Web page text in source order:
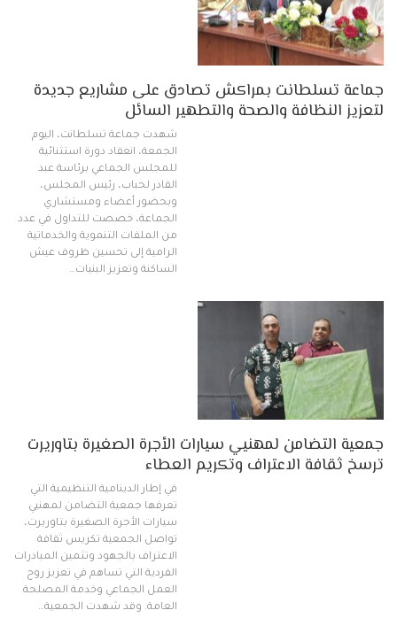
جماعة تسلطانت بمراكش تصادق على مشاريع جديدة
لتعزيز النظافة والصحة والتطهير السائل
شهدت جماعة تسلطانت، اليوم
الجمعة، انعقاد دورة استثنائية
للمجلس الجماعي برئاسة عبد
القادر لحباب، رئيس المجلس،
وبحضور أعضاء ومستشاري
الجماعة، خصصت للتداول في عدد
من الملفات التنموية والخدماتية
الرامية إلى تحسين ظروف عيش
الساكنة وتعزيز البنيات…
جمعية التضامن لمهنيي سيارات الأجرة الصغيرة بتاوريرت
ترسخ ثقافة الاعتراف وتكريم العطاء
في إطار الدينامية التنظيمية التي
تعرفها جمعية التضامن لمهنيي
سيارات الأجرة الصغيرة بتاوريرت،
تواصل الجمعية تكريس ثقافة
الاعتراف بالجهود وتثمين المبادرات
الفردية التي تساهم في تعزيز روح
العمل الجماعي وخدمة المصلحة
العامة. وقد شهدت الجمعية…